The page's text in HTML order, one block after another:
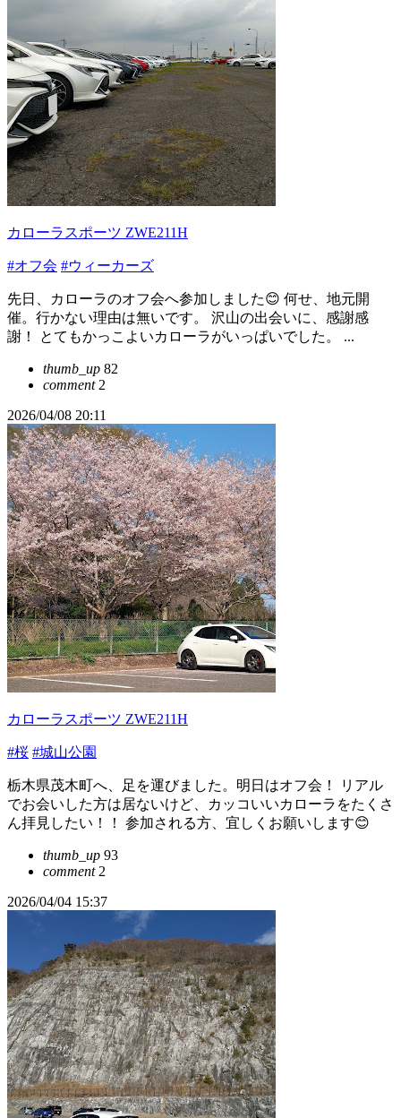
カローラスポーツ ZWE211H
#オフ会 #ウィーカーズ
先日、カローラのオフ会へ参加しました😊 何せ、地元開
催。行かない理由は無いです。 沢山の出会いに、感謝感
謝！ とてもかっこよいカローラがいっぱいでした。 ...
thumb_up 82
comment2
2026/04/08 20:11
カローラスポーツ ZWE211H
#桜 #城山公園
栃木県茂木町へ、足を運びました。明日はオフ会！ リアル
でお会いした方は居ないけど、カッコいいカローラをたくさ
ん拝見したい！！ 参加される方、宜しくお願いします😊
thumb_up 93
comment2
2026/04/04 15:37